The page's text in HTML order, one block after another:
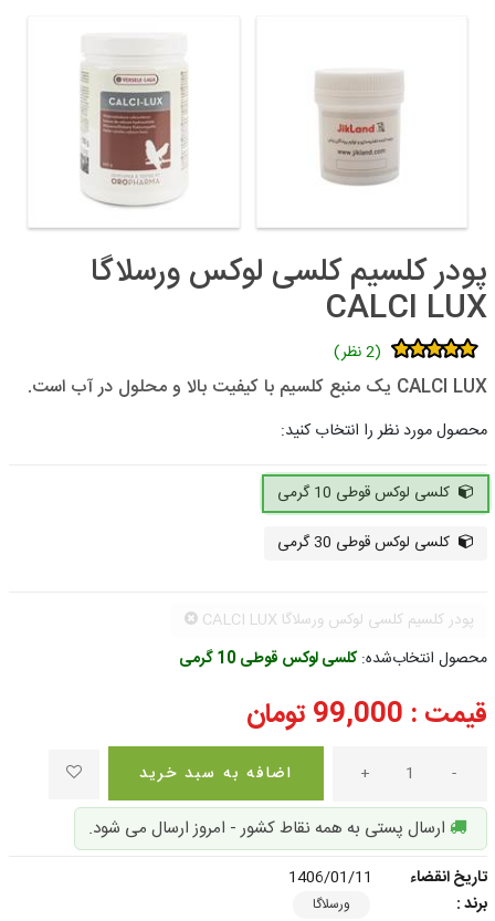
پودر کلسیم کلسی لوکس ورسلاگا
CALCI LUX
(2 نظر)
CALCI LUX یک منبع کلسیم با کیفیت بالا و محلول در آب است.
محصول مورد نظر را انتخاب کنید:
کلسی لوکس قوطی 10 گرمی
کلسی لوکس قوطی 30 گرمی
پودر کلسیم کلسی لوکس ورسلاگا CALCI LUX
محصول انتخاب‌شده:کلسی لوکس قوطی 10 گرمی
قیمت : 99,000 تومان
-
+ اضافه به سبد خرید
ارسال پستی به همه نقاط کشور - امروز ارسال می شود.
تاریخ انقضاء
1406/01/11
برند :
ورسلاگا